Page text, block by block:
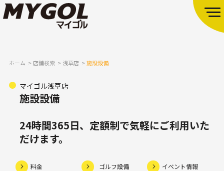
ホーム 店舗検索 浅草店 施設設備
マイゴル浅草店
施設設備
24時間365日、定額制で気軽にご利用いた
だけます。
料金 ゴルフ設備
イベント情報